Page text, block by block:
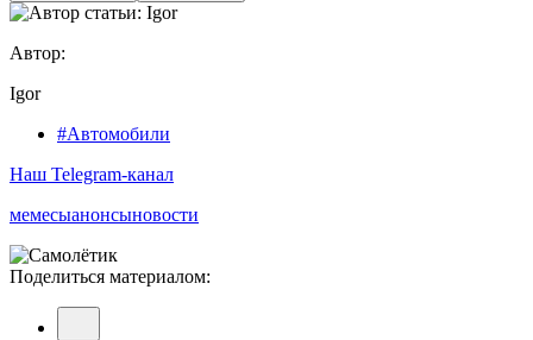
Автор:
Igor
#Автомобили
Наш Telegram-канал
мемесыанонсыновости
Поделиться материалом: